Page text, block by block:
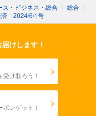
カート
ス・ビジネス・総合 〉 総合 〉
済 2024/6/1号
けします！
け取ろう！
ンゲット！